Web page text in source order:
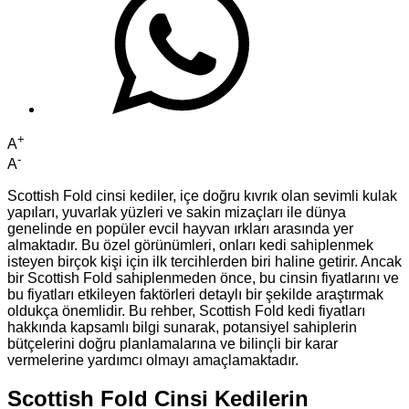
A+
A-
Scottish Fold cinsi kediler, içe doğru kıvrık olan sevimli kulak
yapıları, yuvarlak yüzleri ve sakin mizaçları ile dünya
genelinde en popüler evcil hayvan ırkları arasında yer
almaktadır. Bu özel görünümleri, onları kedi sahiplenmek
isteyen birçok kişi için ilk tercihlerden biri haline getirir. Ancak
bir Scottish Fold sahiplenmeden önce, bu cinsin fiyatlarını ve
bu fiyatları etkileyen faktörleri detaylı bir şekilde araştırmak
oldukça önemlidir. Bu rehber, Scottish Fold kedi fiyatları
hakkında kapsamlı bilgi sunarak, potansiyel sahiplerin
bütçelerini doğru planlamalarına ve bilinçli bir karar
vermelerine yardımcı olmayı amaçlamaktadır.
Scottish Fold Cinsi Kedilerin